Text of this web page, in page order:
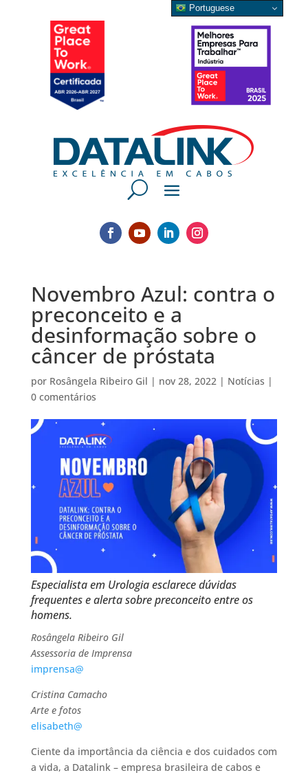
Novembro Azul: contra o
preconceito e a
desinformação sobre o
câncer de próstata
por Rosângela Ribeiro Gil | nov 28, 2022| Notícias |
0 comentários
Especialista em Urologia esclarece dúvidas
frequentes e alerta sobre preconceito entre os
homens.
Rosângela Ribeiro Gil
Assessoria de Imprensa
imprensa@
Cristina Camacho
Arte e fotos
elisabeth@
Ciente da importância da ciência e dos cuidados com
a vida, a Datalink – empresa brasileira de cabos e
Portuguese